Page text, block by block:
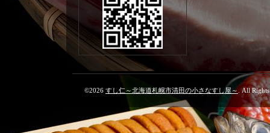
©2026 すし仁～北海道札幌市清田の小さなすし屋～ . All